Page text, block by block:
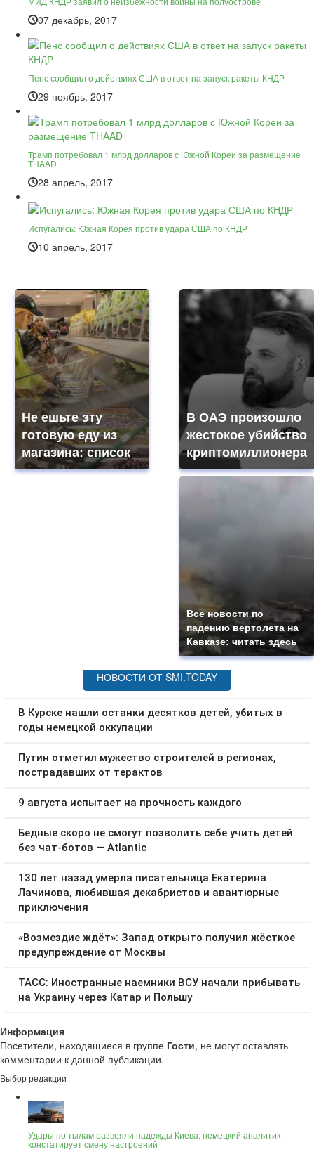
07 декабрь, 2017
Пенс сообщил о действиях США в ответ на запуск ракеты КНДР
29 ноябрь, 2017
Трамп потребовал 1 млрд долларов с Южной Кореи за размещение
THAAD
28 апрель, 2017
Испугались: Южная Корея против удара США по КНДР
10 апрель, 2017
Не ешьте эту
готовую еду из
магазина: список
В ОАЭ произошло
жестокое убийство
криптомиллионера
Все новости по
падению вертолета на
Кавказе: читать здесь
Информация
Посетители, находящиеся в группе Гости, не могут оставлять
комментарии к данной публикации.
Выбор редакции
Удары по тылам развеяли надежды Киева: немецкий аналитик
констатирует смену настроений